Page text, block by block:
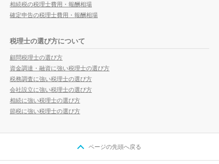
相続税の税理士費用・報酬相場
確定申告の税理士費用・報酬相場
税理士の選び方について
顧問税理士の選び方
資金調達・融資に強い税理士の選び方
税務調査に強い税理士の選び方
会社設立に強い税理士の選び方
相続に強い税理士の選び方
節税に強い税理士の選び方
ページの先頭へ戻る